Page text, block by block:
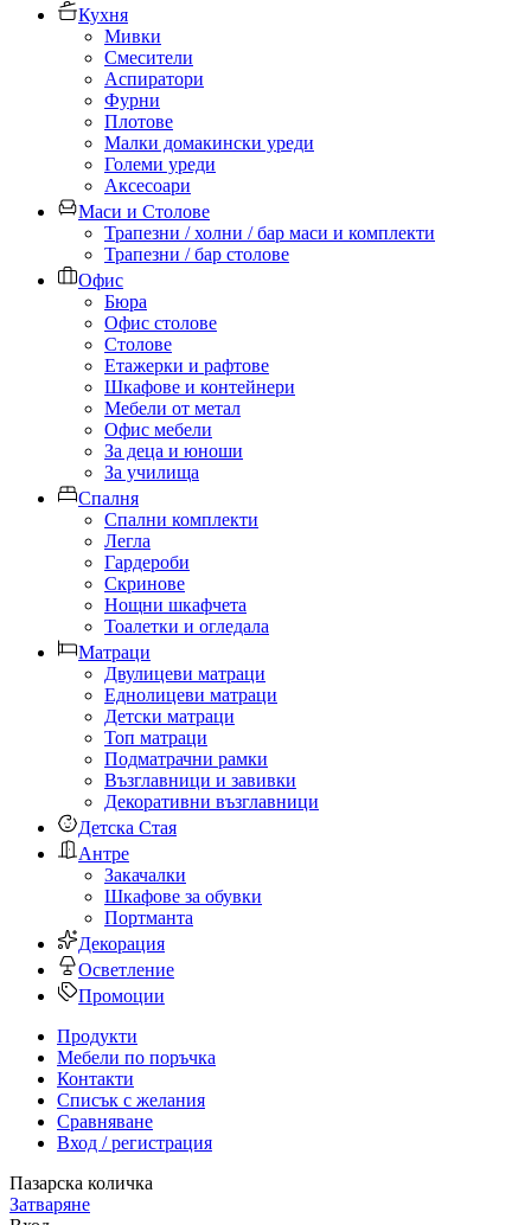
Кухня
Мивки
Смесители
Аспиратори
Фурни
Плотове
Малки домакински уреди
Големи уреди
Аксесоари
Маси и Столове
Трапезни / холни / бар маси и комплекти
Трапезни / бар столове
Офис
Бюра
Офис столове
Столове
Етажерки и рафтове
Шкафове и контейнери
Мебели от метал
Офис мебели
За деца и юноши
За училища
Спалня
Спални комплекти
Легла
Гардероби
Скринове
Нощни шкафчета
Тоалетки и огледала
Матраци
Двулицеви матраци
Еднолицеви матраци
Детски матраци
Топ матраци
Подматрачни рамки
Възглавници и завивки
Декоративни възглавници
Детска Стая
Антре
Закачалки
Шкафове за обувки
Портманта
Декорация
Осветление
Промоции
Продукти
Мебели по поръчка
Контакти
Списък с желания
Сравняване
Вход / регистрация
Пазарска количка
Затваряне